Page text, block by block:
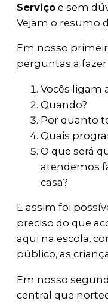
Serviço e sem
Vejam o resumo
Em nosso
perguntas a fazer
Vocês ligam
Quando?
Por quanto
Quais
O que será
atendemos
casa?
E assim foi
preciso do que
aqui na escola,
público, as
Em nosso
central que